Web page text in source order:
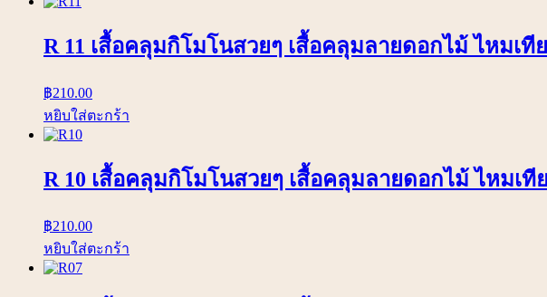
R 11 เสื้อคลุมกิโมโนสวยๆ เสื้อคลุมลายดอกไม้ ไหมเ
฿210.00
หยิบใส่ตะกร้า
R 10 เสื้อคลุมกิโมโนสวยๆ เสื้อคลุมลายดอกไม้ ไหมเที
฿210.00
หยิบใส่ตะกร้า